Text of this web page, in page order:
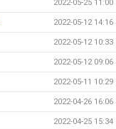
2022-05-25 11:00
2022-05-12 14:16
2022-05-12 10:33
2022-05-12 09:06
2022-05-11 10:29
2022-04-26 16:06
2022-04-25 15:34